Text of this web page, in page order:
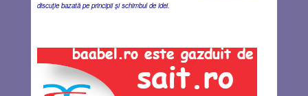
discuţie bazată pe principii şi schimbul de idei.